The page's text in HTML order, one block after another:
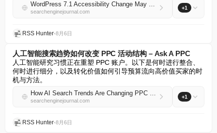
WordPress 7.1 Accessibility Change May Break Some Plugins
searchenginejournal.com
+1
RSS Hunter•8月6日
人工智能搜索趋势如何改变 PPC 活动结构 – Ask A PPC
人工智能研究习惯正在重塑 PPC 账户。以下是何时进行整合、
何时进行细分，以及转化价值如何引导预算流向高价值买家的时
机与方法。
How AI Search Trends Are Changing PPC Campaign Structures – Ask A PPC
searchenginejournal.com
+1
RSS Hunter•8月6日